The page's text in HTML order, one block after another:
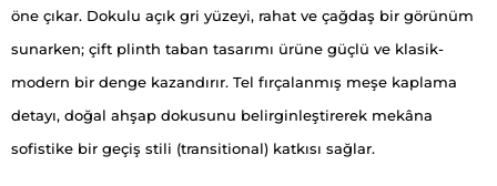
öne çıkar. Dokulu açık gri yüzeyi, rahat ve çağdaş bir görünüm
sunarken; çift plinth taban tasarımı ürüne güçlü ve klasik-
modern bir denge kazandırır. Tel fırçalanmış meşe kaplama
detayı, doğal ahşap dokusunu belirginleştirerek mekâna
sofistike bir geçiş stili (transitional) katkısı sağlar.